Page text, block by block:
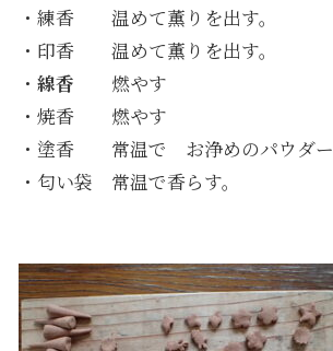
・練香 温めて薫りを出す。
・印香 温めて薫りを出す。
・ 線香 燃やす
・焼香 燃やす
・塗香 常温で お浄めのパウダー
・匂い袋 常温で香らす。